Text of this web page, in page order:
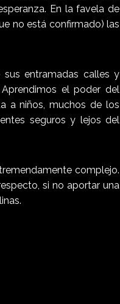
En la favela de
no está confirmado) las
sus entramadas calles y
el poder del
a niños, muchos de los
seguros y lejos del
complejo.
si no aportar una